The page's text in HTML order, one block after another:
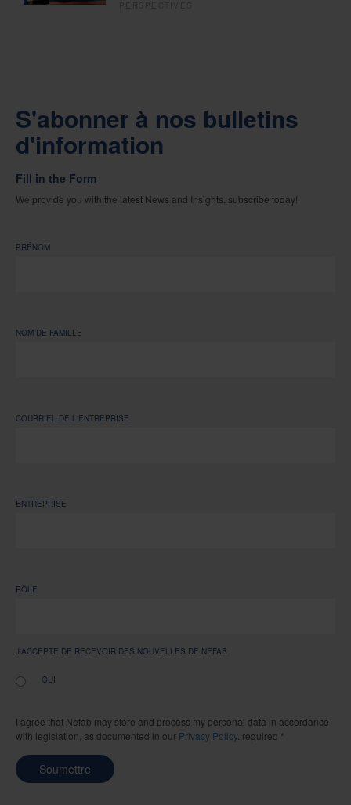
S'abonner à nos bulletins
d'information
Fill in the Form
We provide you with the latest News and Insights, subscribe today!
PRÉNOM
NOM DE FAMILLE
COURRIEL DE L'ENTREPRISE
ENTREPRISE
RÔLE
J'ACCEPTE DE RECEVOIR DES NOUVELLES DE NEFAB
OUI
I agree that Nefab may store and process my personal data in accordance
with legislation, as documented in our Privacy Policy. required *
Soumettre